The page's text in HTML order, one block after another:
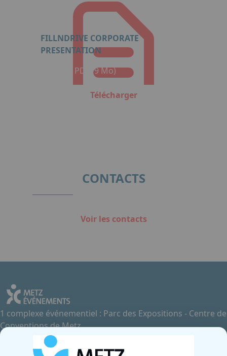
FILLNDRIVE CORPORATE
PRESENTATION
Format : PDF (9 Mo)
Télécharger
CONTACTS
Voir les contacts
1 complexe événementiel : Parc des Expositions - Centre de
Conventions de Metz
Contactez-nous